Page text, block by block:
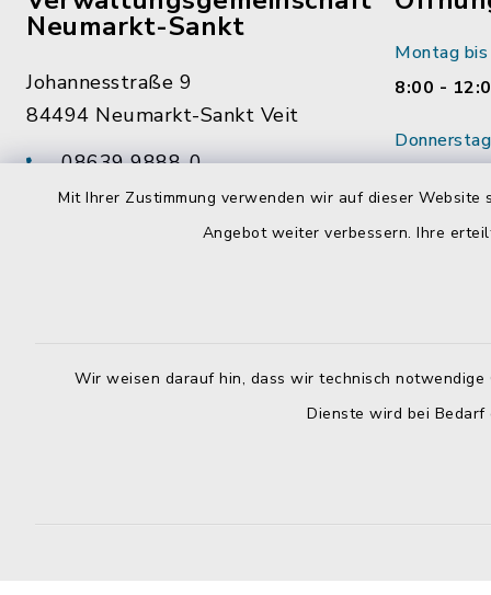
Mit Ihrer Zustimmung verwenden wir auf dieser
Angebot weiter verbessern. Ihre
Wir weisen darauf hin, dass wir technisch
Dienste wird bei
Neumarkt-Sankt
Johannesstraße 9
84494 Neumarkt-Sankt Veit
08639 9888-0
08639 9888-28
vg@neumarkt-sankt-veit.de
Montag
8:00 -
vorab